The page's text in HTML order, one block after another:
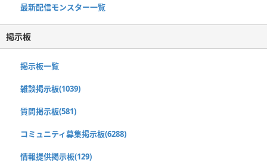
最新配信モンスター一覧
掲示板
掲示板一覧
雑談掲示板(1039)
質問掲示板(581)
コミュニティ募集掲示板(6288)
情報提供掲示板(129)